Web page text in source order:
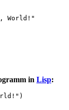
World!"
in Lisp: